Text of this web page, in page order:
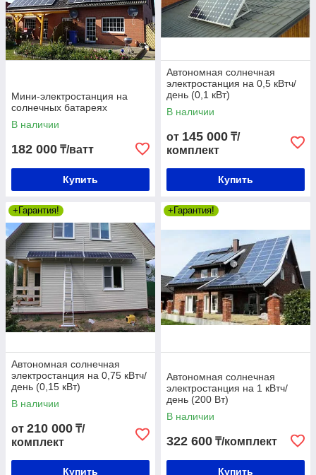
Мини-электростанция на
солнечных батареях
В наличии
182 000 ₸/ватт
Купить
Автономная солнечная
электростанция на 0,5 кВтч/
день (0,1 кВт)
В наличии
от 145 000 ₸/
комплект
Купить
+Гарантия!
Автономная солнечная
электростанция на 0,75 кВтч/
день (0,15 кВт)
В наличии
от 210 000 ₸/
комплект
Купить
+Гарантия!
Автономная солнечная
электростанция на 1 кВтч/
день (200 Вт)
В наличии
322 600 ₸/комплект
Купить